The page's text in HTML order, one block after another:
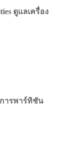
ดูแลเครื่อง
ารพาร์ทิชัน